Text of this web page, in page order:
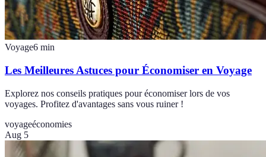
Voyage6 min
Les Meilleures Astuces pour Économiser en Voyage
Explorez nos conseils pratiques pour économiser lors de vos
voyages. Profitez d'avantages sans vous ruiner !
voyageéconomies
Aug 5